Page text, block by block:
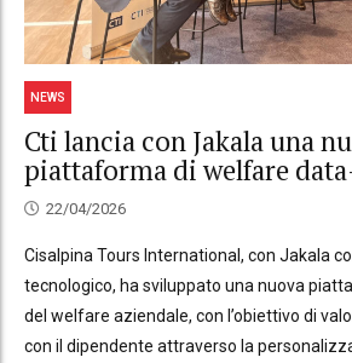
NEWS
Cti lancia con Jakala una
piattaforma di welfare
22/04/2026
Cisalpina Tours International, con Jakala
tecnologico, ha sviluppato una nuova
del welfare aziendale, con l’obiettivo di
con il dipendente attraverso la